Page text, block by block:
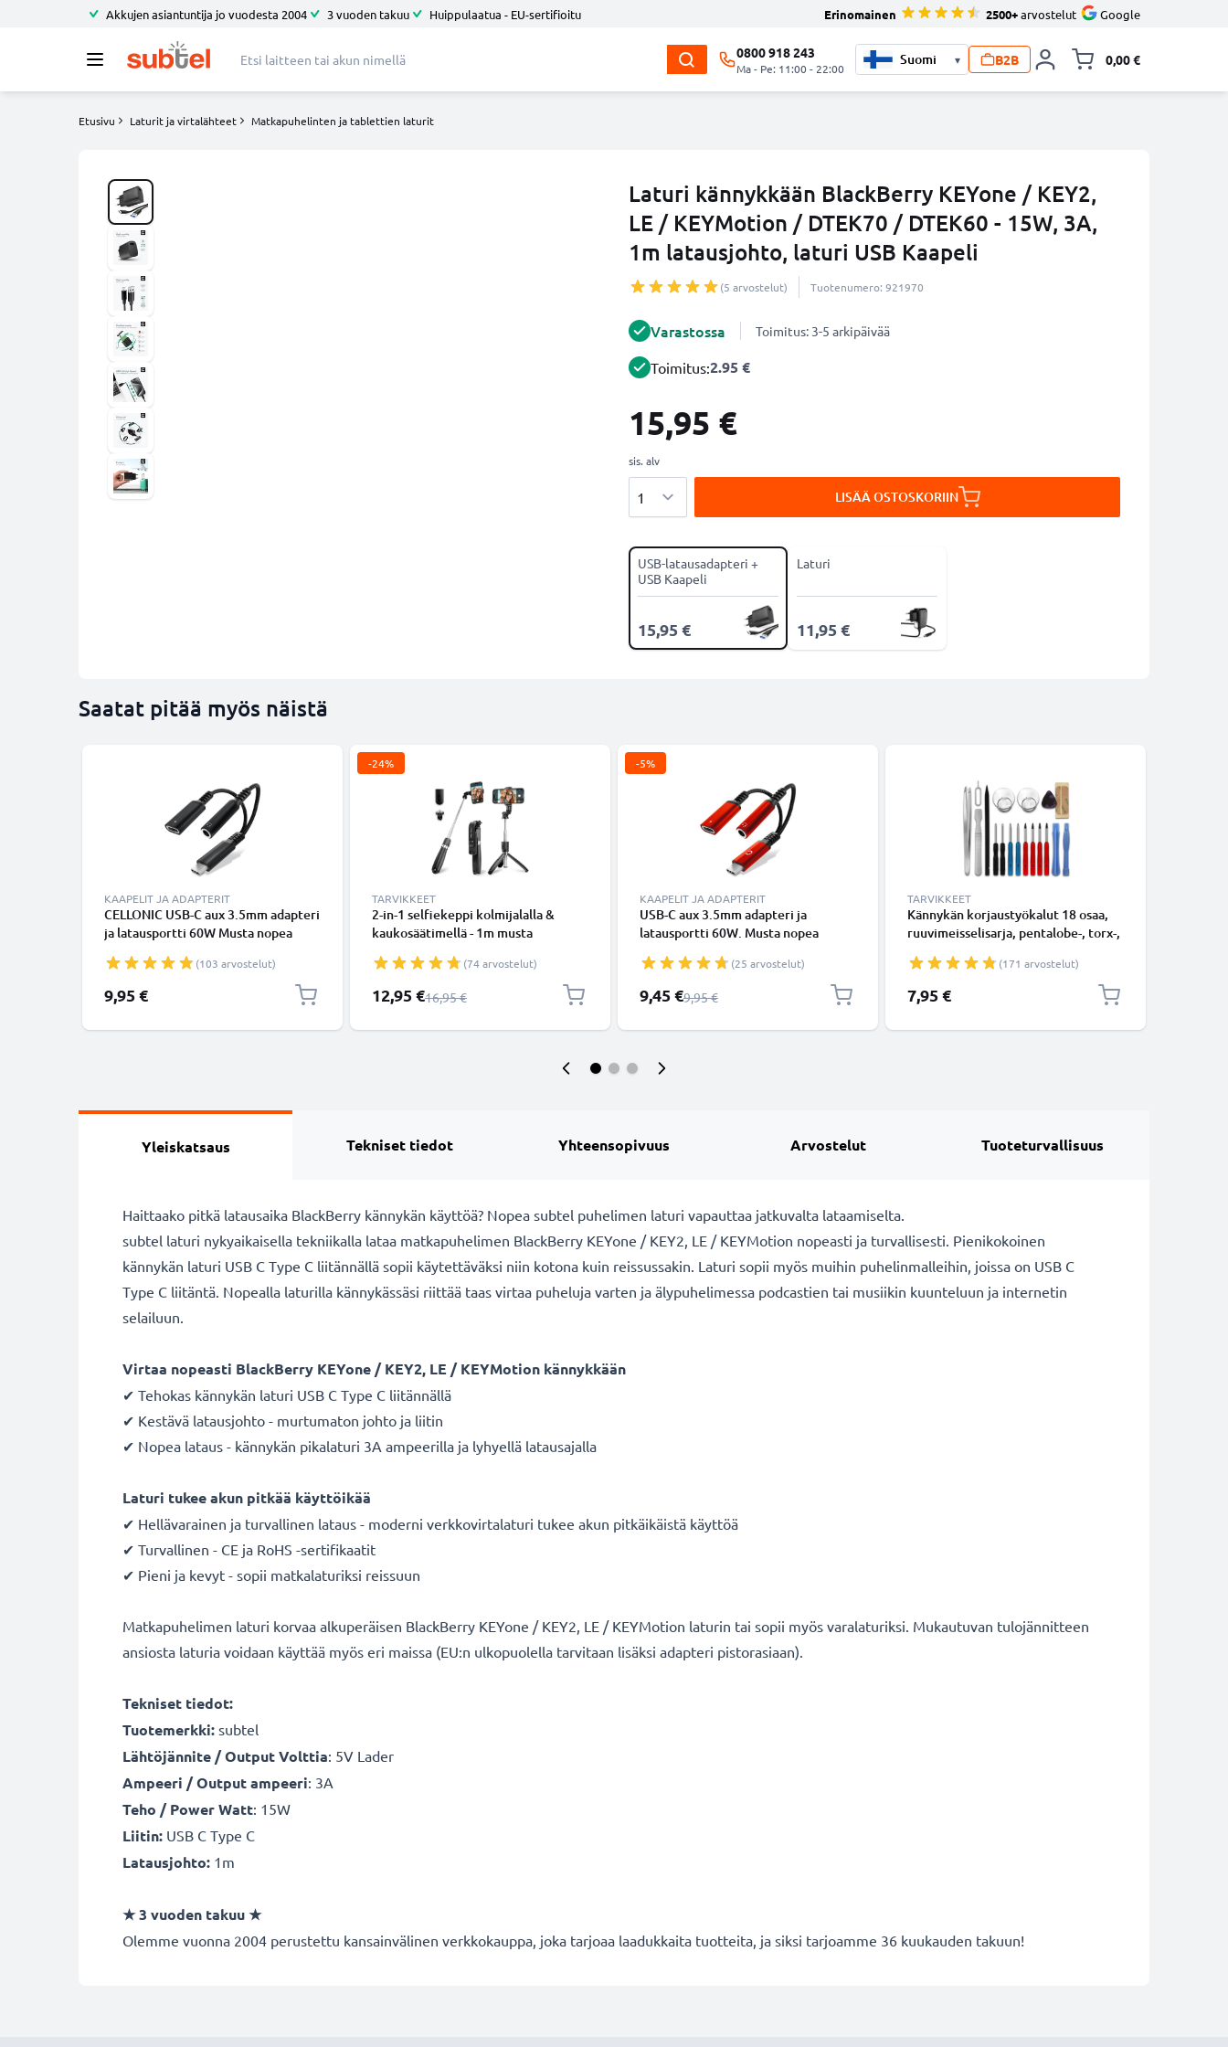
Akkujen asiantuntija jo vuodesta 2004 3 vuoden takuu Huippulaatua - EU-sertifioitu Erinomainen 2500+arvostelut Google
0800 918 243
Ma - Pe: 11:00 - 22:00
▾ B2B 0,00 €
Etusivu Laturit ja virtalähteet Matkapuhelinten ja tablettien laturit
Laturi kännykkään BlackBerry KEYone / KEY2,
LE / KEYMotion / DTEK70 / DTEK60 - 15W, 3A,
1m latausjohto, laturi USB Kaapeli
(5 arvostelut) Tuotenumero: 921970
Varastossa Toimitus: 3-5 arkipäivää
Toimitus:2.95 €
15,95 €
sis. alv
LISÄÄ OSTOSKORIIN
USB-latausadapteri +
USB Kaapeli
15,95 €
Laturi
11,95 €
Saatat pitää myös näistä
KAAPELIT JA ADAPTERIT
CELLONIC USB-C aux 3.5mm adapteri
ja latausportti 60W Musta nopea
tableteille ja kuulokkeille
(103 arvostelut)
9,95 €
-24%
TARVIKKEET
2-in-1 selfiekeppi kolmijalalla &
kaukosäätimellä - 1m musta
kokoontaitettava kolmijalka
bluetooth-kaukosäätimellä
puhelimelle ja kameralle - iPhonelle,
(74 arvostelut)
Erikoishinta
12,95 €Normaali hinta
16,95 €
-5%
KAAPELIT JA ADAPTERIT
USB-C aux 3.5mm adapteri ja
latausportti 60W. Musta nopea
tableteille ja kuulokkeille - Punainen
(25 arvostelut)
Erikoishinta
9,45 €Normaali hinta
9,95 €
TARVIKKEET
Kännykän korjaustyökalut 18 osaa,
ruuvimeisselisarja, pentalobe-, torx-,
imukuppi, pinsetit ja tarra -
älypuhelimen avaustyökalut
tarkkuustyöhön
(171 arvostelut)
7,95 €
Yleiskatsaus Tekniset tiedot Yhteensopivuus Arvostelut Tuoteturvallisuus
Haittaako pitkä latausaika BlackBerry kännykän käyttöä? Nopea subtel puhelimen laturi vapauttaa jatkuvalta lataamiselta.
subtel laturi nykyaikaisella tekniikalla lataa matkapuhelimen BlackBerry KEYone / KEY2, LE / KEYMotion nopeasti ja turvallisesti. Pienikokoinen
kännykän laturi USB C Type C liitännällä sopii käytettäväksi niin kotona kuin reissussakin. Laturi sopii myös muihin puhelinmalleihin, joissa on USB C
Type C liitäntä. Nopealla laturilla kännykässäsi riittää taas virtaa puheluja varten ja älypuhelimessa podcastien tai musiikin kuunteluun ja internetin
selailuun.
Virtaa nopeasti BlackBerry KEYone / KEY2, LE / KEYMotion kännykkään
✔ Tehokas kännykän laturi USB C Type C liitännällä
✔ Kestävä latausjohto - murtumaton johto ja liitin
✔ Nopea lataus - kännykän pikalaturi 3A ampeerilla ja lyhyellä latausajalla
Laturi tukee akun pitkää käyttöikää
✔ Hellävarainen ja turvallinen lataus - moderni verkkovirtalaturi tukee akun pitkäikäistä käyttöä
✔ Turvallinen - CE ja RoHS -sertifikaatit
✔ Pieni ja kevyt - sopii matkalaturiksi reissuun
Matkapuhelimen laturi korvaa alkuperäisen BlackBerry KEYone / KEY2, LE / KEYMotion laturin tai sopii myös varalaturiksi. Mukautuvan tulojännitteen
ansiosta laturia voidaan käyttää myös eri maissa (EU:n ulkopuolella tarvitaan lisäksi adapteri pistorasiaan).
Tekniset tiedot:
Tuotemerkki: subtel
Lähtöjännite / Output Volttia: 5V Lader
Ampeeri / Output ampeeri: 3A
Teho / Power Watt: 15W
Liitin: USB C Type C
Latausjohto: 1m
★ 3 vuoden takuu ★
Olemme vuonna 2004 perustettu kansainvälinen verkkokauppa, joka tarjoaa laadukkaita tuotteita, ja siksi tarjoamme 36 kuukauden takuun!